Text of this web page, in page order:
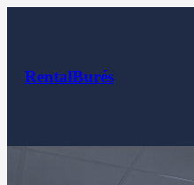
RentalBurés